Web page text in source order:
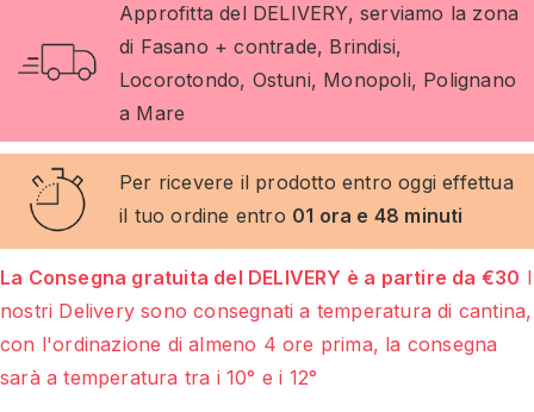
Approfitta del DELIVERY, serviamo la zona
di Fasano + contrade, Brindisi,
Locorotondo, Ostuni, Monopoli, Polignano
a Mare
Per ricevere il prodotto entro oggi effettua
il tuo ordine entro 01 ora e 48 minuti
La Consegna gratuita del DELIVERY è a partire da €30 I
nostri Delivery sono consegnati a temperatura di cantina,
con l'ordinazione di almeno 4 ore prima, la consegna
sarà a temperatura tra i 10° e i 12°